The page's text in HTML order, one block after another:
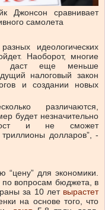
Джонсон сравнивает
самолета
идеологических
Наоборот, многие
даст еще меньше
налоговый закон
и создании новых
различаются,
будет незначительно
рост и не сможет
долларов”,
-
“цену” для экономики.
вопросам бюджета, в
за 10 лет вырастет
на основе того, что